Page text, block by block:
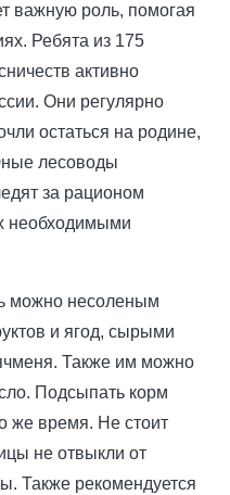
важную роль, помогая
Ребята из 175
активно
Они регулярно
остаться на родине,
лесоводы
за рационом
необходимыми
можно несоленым
и ягод, сырыми
Также им можно
Подсыпать корм
же время. Не стоит
не отвыкли от
Также рекомендуется